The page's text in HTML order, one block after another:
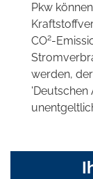
Pkw
CO2-
werden,
'Deutschen